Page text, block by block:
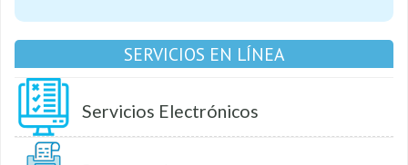
SERVICIOS EN LÍNEA
Servicios Electrónicos